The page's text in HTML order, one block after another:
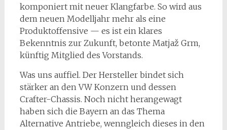
komponiert mit neuer Klangfarbe. So wird aus
dem neuen Modelljahr mehr als eine
Produktoffensive — es ist ein klares
Bekenntnis zur Zukunft, betonte Matjaž Grm,
künftig Mitglied des Vorstands.
Was uns auffiel. Der Hersteller bindet sich
stärker an den VW Konzern und dessen
Crafter-Chassis. Noch nicht herangewagt
haben sich die Bayern an das Thema
Alternative Antriebe, wenngleich dieses in den